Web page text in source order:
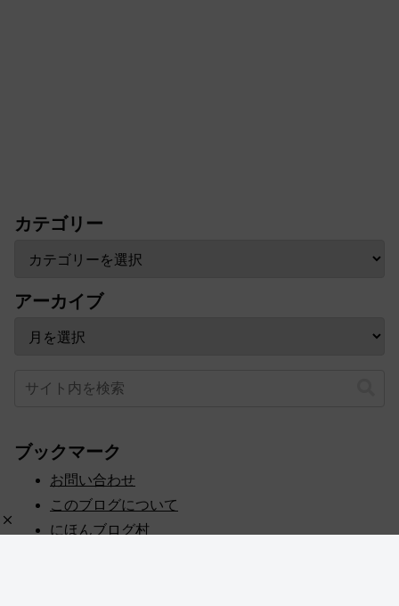
カテゴリー
アーカイブ
ブックマーク
お問い合わせ
このブログについて
にほんブログ村